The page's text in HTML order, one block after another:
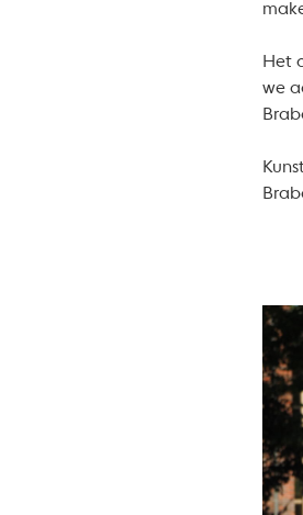
Het
we